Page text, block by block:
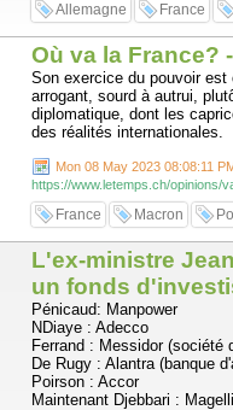
Allemagne France
Où va la France?
Son exercice du pouvoir est
arrogant, sourd à autrui,
diplomatique, dont les
des réalités internationales.
Mon 08 May 2023 08:08:11
https://www.letemps.ch/opinions/
France Macron
L'ex-ministre
un fonds
Pénicaud: Manpower
NDiaye : Adecco
Ferrand : Messidor (société
De Rugy : Alantra (banque
Poirson : Accor
Maintenant Djebbari :